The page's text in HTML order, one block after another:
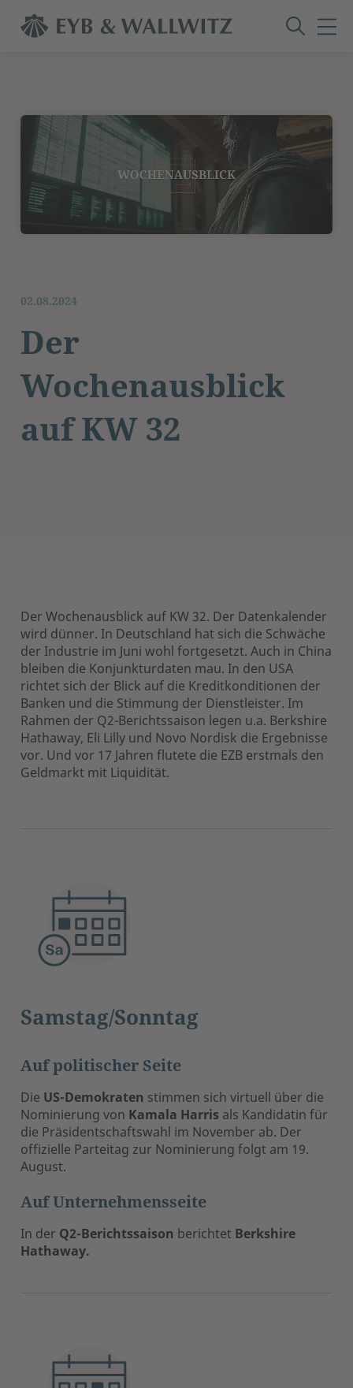
02.08.2024
Der
Wochenausblick
auf KW 32
Der Wochenausblick auf KW 32. Der Datenkalender
wird dünner. In Deutschland hat sich die Schwäche
der Industrie im Juni wohl fortgesetzt. Auch in China
bleiben die Konjunkturdaten mau. In den USA
richtet sich der Blick auf die Kreditkonditionen der
Banken und die Stimmung der Dienstleister. Im
Rahmen der Q2-Berichtssaison legen u.a. Berkshire
Hathaway, Eli Lilly und Novo Nordisk die Ergebnisse
vor. Und vor 17 Jahren flutete die EZB erstmals den
Geldmarkt mit Liquidität.
Samstag/Sonntag
Auf politischer Seite
Die US-Demokraten stimmen sich virtuell über die
Nominierung von Kamala Harris als Kandidatin für
die Präsidentschaftswahl im November ab. Der
offizielle Parteitag zur Nominierung folgt am 19.
August.
Auf Unternehmensseite
In der Q2-Berichtssaison berichtet Berkshire
Hathaway.